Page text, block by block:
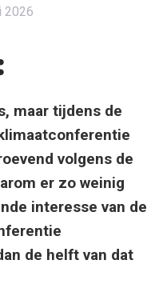
2026
maar tijdens de
volgens de
er zo weinig
interesse van de
de helft van dat